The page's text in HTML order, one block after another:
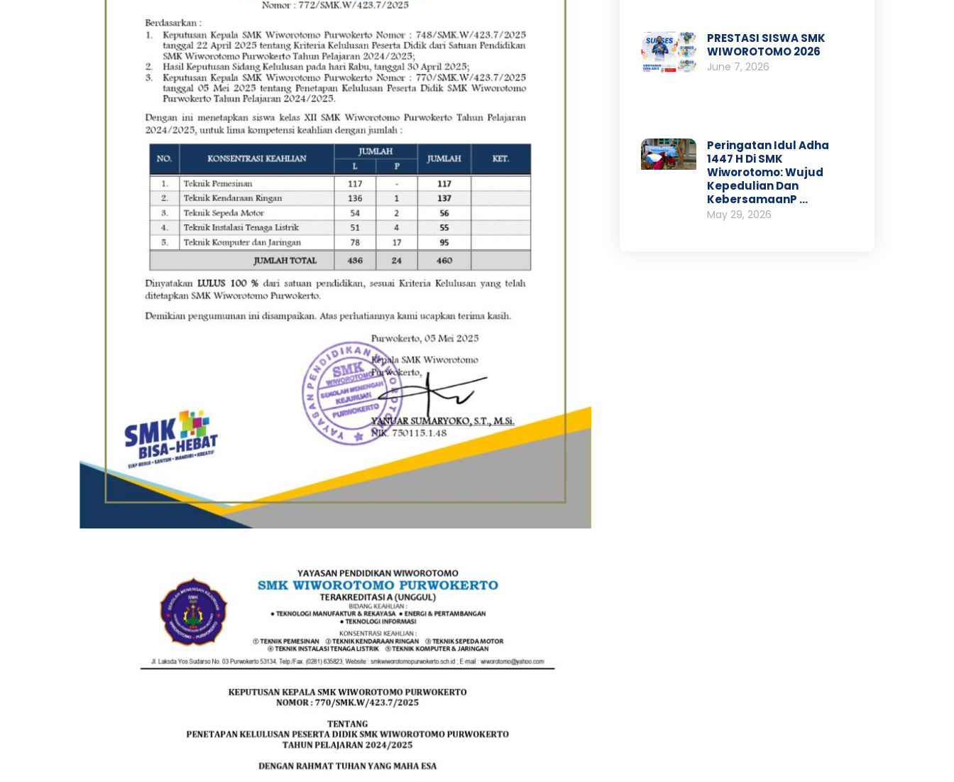
PRESTASI SISWA SMK
WIWOROTOMO 2026
June 7, 2026
Peringatan Idul Adha
1447 H Di SMK
Wiworotomo: Wujud
Kepedulian Dan
KebersamaanP …
May 29, 2026